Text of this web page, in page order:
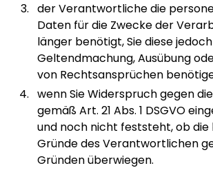
der Verantwortliche die
Daten für die Zwecke der
länger benötigt, Sie diese
Geltendmachung, Ausübung
von Rechtsansprüchen
wenn Sie Widerspruch gegen
gemäß Art. 21 Abs. 1 DSGVO
und noch nicht feststeht, ob
Gründe des Verantwortlichen
Gründen überwiegen.